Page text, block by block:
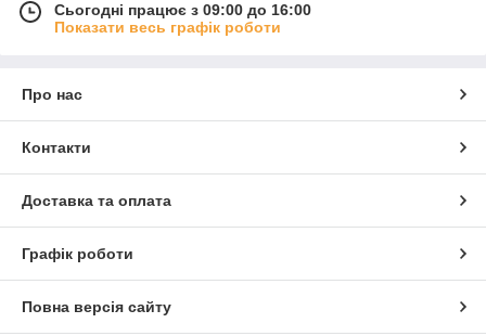
Сьогодні працює з 09:00 до 16:00
Показати весь графік роботи
Про нас
Контакти
Доставка та оплата
Графік роботи
Повна версія сайту